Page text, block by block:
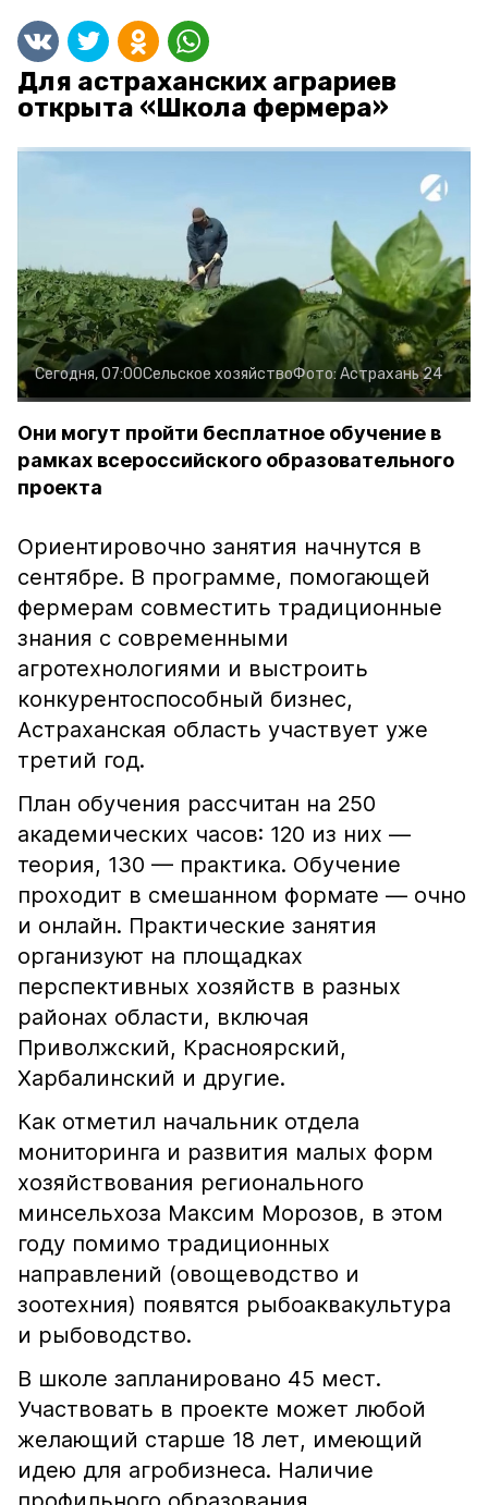
Для астраханских аграриев
открыта «Школа фермера»
Сегодня, 07:00Сельское хозяйствоФото:Астрахань 24
Они могут пройти бесплатное обучение в
рамках всероссийского образовательного
проекта
Ориентировочно занятия начнутся в
сентябре. В программе, помогающей
фермерам совместить традиционные
знания с современными
агротехнологиями и выстроить
конкурентоспособный бизнес,
Астраханская область участвует уже
третий год.
План обучения рассчитан на 250
академических часов: 120 из них —
теория, 130 — практика. Обучение
проходит в смешанном формате — очно
и онлайн. Практические занятия
организуют на площадках
перспективных хозяйств в разных
районах области, включая
Приволжский, Красноярский,
Харбалинский и другие.
Как отметил начальник отдела
мониторинга и развития малых форм
хозяйствования регионального
минсельхоза Максим Морозов, в этом
году помимо традиционных
направлений (овощеводство и
зоотехния) появятся рыбоаквакультура
и рыбоводство.
В школе запланировано 45 мест.
Участвовать в проекте может любой
желающий старше 18 лет, имеющий
идею для агробизнеса. Наличие